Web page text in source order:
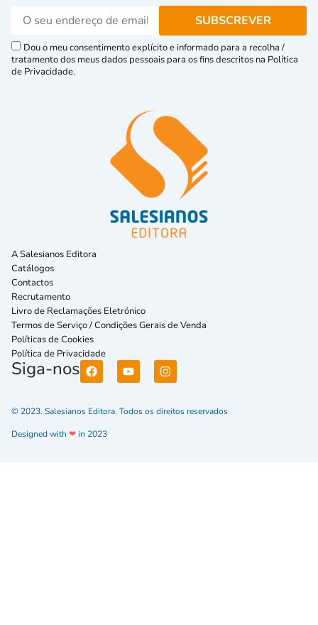
Dou o meu consentimento explícito e informado para a recolha /
tratamento dos meus dados pessoais para os fins descritos na Política
de Privacidade.
A Salesianos Editora
Catálogos
Contactos
Recrutamento
Livro de Reclamações Eletrónico
Termos de Serviço / Condições Gerais de Venda
Políticas de Cookies
Política de Privacidade
Siga-nos
© 2023. Salesianos Editora. Todos os direitos reservados
Designed with ❤in 2023